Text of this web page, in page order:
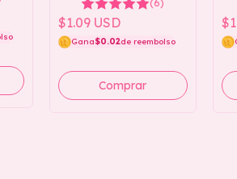
(6)
$1.09 USD
Gana$0.02de reembolso